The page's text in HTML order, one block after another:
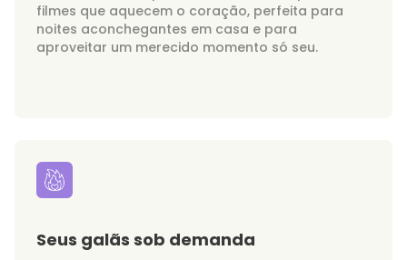
filmes que aquecem o coração, perfeita para
noites aconchegantes em casa e para
aproveitar um merecido momento só seu.
Seus galãs sob demanda